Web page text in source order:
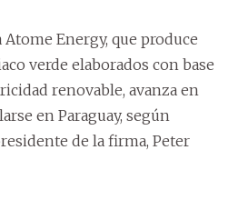
Energy, que produce
verde elaborados con base
renovable, avanza en
en Paraguay, según
de la firma, Peter